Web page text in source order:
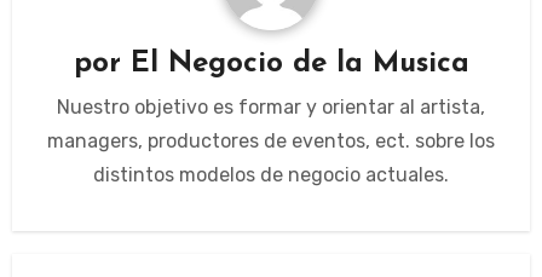
por El Negocio de la Musica
Nuestro objetivo es formar y orientar al artista,
managers, productores de eventos, ect. sobre los
distintos modelos de negocio actuales.